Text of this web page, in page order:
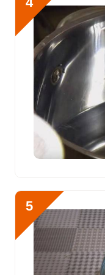
Селен
Фтор
Хром
Цинк
Ванадий
5